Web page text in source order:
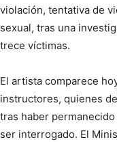
violación, tentativa de
sexual, tras una
trece víctimas.
El artista comparece
instructores, quienes
tras haber
ser interrogado. El